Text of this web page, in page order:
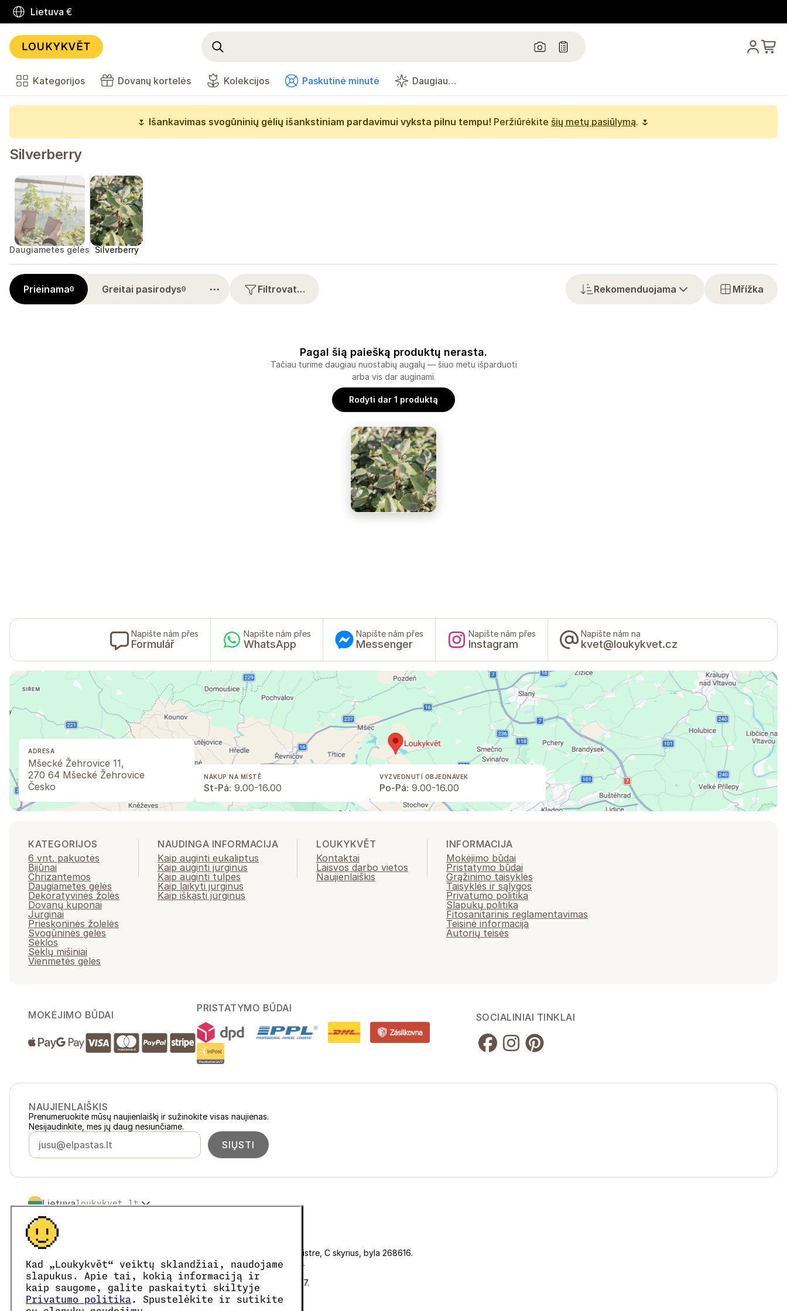
Kad „Loukykvět“ veiktų sklandžiai, naudojame
slapukus. Apie tai, kokią informaciją ir
kaip saugome, galite paskaityti skiltyje
Privatumo politika . Spustelėkite ir sutikite
Lietuva €
Kategorijos Dovanų kortelės Kolekcijos Paskutinė minutė Daugiau…
🌷 Išankavimas svogūninių gėlių išankstiniam pardavimui vyksta pilnu tempu! Peržiūrėkite šių metų pasiūlymą. 🌷
Silverberry
Daugiametės gėlės Silverberry
Prieinama0 Greitai pasirodys0 ⋯ Filtrovat… Rekomenduojama Mřížka
Pagal šią paiešką produktų nerasta.
Tačiau turime daugiau nuostabių augalų — šiuo metu išparduoti
arba vis dar auginami.
Rodyti dar 1 produktą
Napište nám přes
Formulář
Napište nám přes
WhatsApp
Napište nám přes
Messenger
Napište nám přes
Instagram
Napište nám na
kvet@loukykvet.cz
ADRESA
Mšecké Žehrovice 11,
270 64 Mšecké Žehrovice
Česko
NÁKUP NA MÍSTĚ
St-Pá: 9.00-16.00
VYZVEDNUTÍ OBJEDNÁVEK
Po-Pá: 9.00-16.00
KATEGORIJOS
6 vnt. pakuotės
Bijūnai
Chrizantemos
Daugiametės gėlės
Dekoratyvinės žolės
Dovanų kuponai
Jurginai
Prieskoninės žolelės
Svogūninės gėlės
Sėklos
Sėklų mišiniai
Vienmetės gėlės
NAUDINGA INFORMACIJA
Kaip auginti eukaliptus
Kaip auginti jurginus
Kaip auginti tulpes
Kaip laikyti jurginus
Kaip iškasti jurginus
LOUKYKVĚT
Kontaktai
Laisvos darbo vietos
Naujienlaiškis
INFORMACIJA
Mokėjimo būdai
Pristatymo būdai
Grąžinimo taisyklės
Taisyklės ir sąlygos
Privatumo politika
Slapukų politika
Fitosanitarinis reglamentavimas
Teisinė informacija
Autorių teisės
MOKĖJIMO BŪDAI
PRISTATYMO BŪDAI
SOCIALINIAI TINKLAI
NAUJIENLAIŠKIS
Prenumeruokite mūsų naujienlaiškį ir sužinokite visas naujienas.
Nesijaudinkite, mes jų daug nesiunčiame.
SIŲSTI
Lietuvaloukykvet.lt
Česko
Slovensko
Polskaloukykvet.pl
Österreichloukykvet.at
Deutschland loukykvet.de
France loukykvet.fr
Belgiëloukykvet.be
© 2016 →
Loukykvět s.r.o. yra registruota Prahos miesto teismo komerciniame registre, C skyrius, byla 268616.
Dalyvaujame „EKO-KOM“ sistemoje, registracijos numeris EKF00180493.
Augalų pasams išduoti naudojame registracijos numerį 0636.
Mūsų įmonės kodas yra 05663687, PVM mokėtojo kodas – CZ05663687.
Duomenų dėžutės ID yra eng827q.
EORI kodas yra CZ05663687.